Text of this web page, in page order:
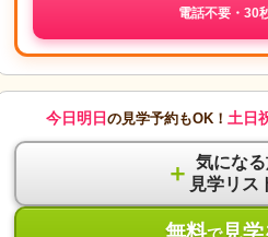
電話不要・30
今日明日 の見学予約もOK！ 土日
＋ 気にな
見学リス
無料で見学